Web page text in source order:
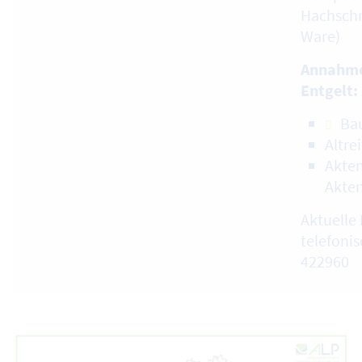
Ware)
Entgelt:
Aktuelle
422960